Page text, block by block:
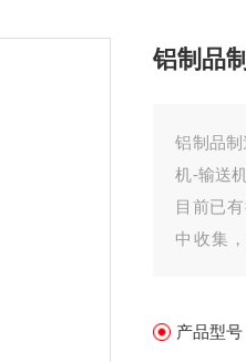
铝制品
铝制品
机-输送
目前已
中收集
产品型号